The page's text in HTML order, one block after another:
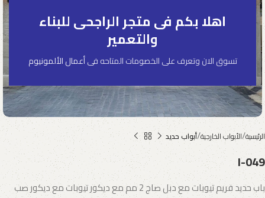
اهلا بكم فى متجر الراجحى للبناء
والتعمير
تسوق الان وتعرف على الخصومات المتاحه فىأعمال الألمونيوم
الرئيسية الأبواب الخارجية أبواب حديد
I-049
باب حديد فريم تيوبات مع دبل صاج 2 مم مع ديكور تيوبات مع ديكور صب